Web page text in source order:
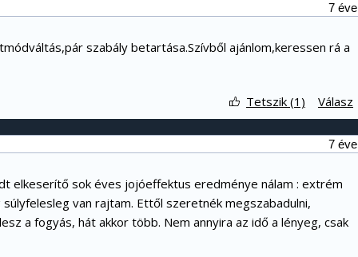
7 éve
szabály betartása.Szívből ajánlom,keressen rá a
Válasz
Tetszik (1)
7 éve
elkeserítő sok éves jojóeffektus eredménye nálam : extrém
van rajtam. Ettől szeretnék megszabadulni,
a fogyás, hát akkor több. Nem annyira az idő a lényeg, csak